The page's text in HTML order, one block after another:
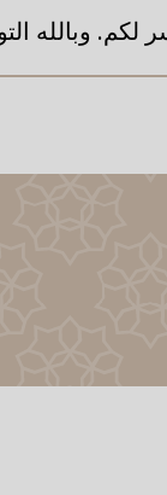
لكم. وبالله